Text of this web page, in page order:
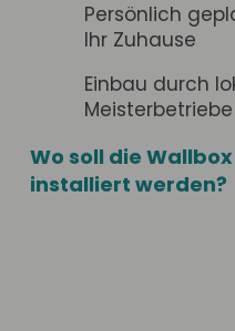
Persönlich
Ihr Zuhause
Einbau durch
Meisterbetriebe
Wo soll die Wallbox
installiert werden?